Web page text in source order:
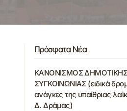
Πρόσφατα Νέα
ΚΑΝΟΝΙΣΜΟΣ ΔΗΜΟΤΙΚΗΣ
ΣΥΓΚΟΙΝΩΝΙΑΣ (ειδικά
ανάγκες της υπαίθριας
Δ. Δράμας)